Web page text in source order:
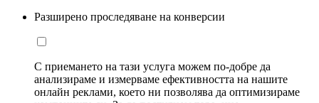
Разширено проследяване на конверсии
С приемането на тази услуга можем по-добре да
анализираме и измерваме ефективността на нашите
онлайн реклами, което ни позволява да оптимизираме